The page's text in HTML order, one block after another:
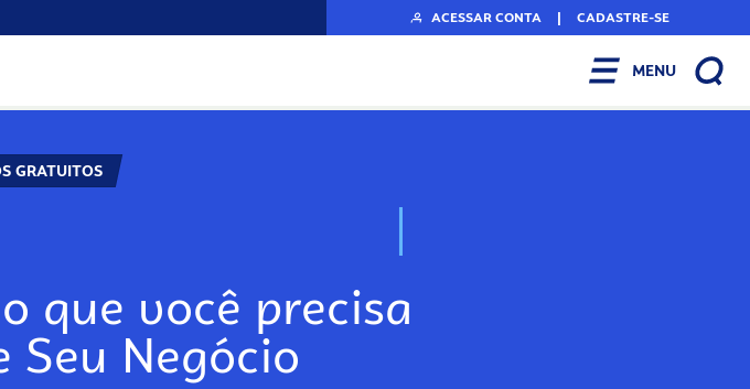
ACESSAR CONTA | CADASTRE-SE
MENU
GRATUITOS
N
que você precisa
Seu Negócio